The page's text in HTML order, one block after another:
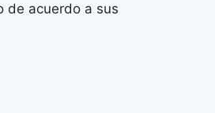
de acuerdo a sus